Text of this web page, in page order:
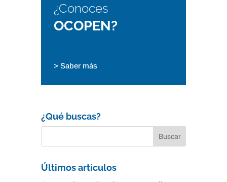
¿Conoces
OCOPEN?
> Saber más
¿Qué buscas?
Últimos artículos